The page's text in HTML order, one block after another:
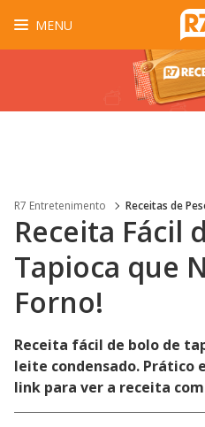
MENU
R7 Entretenimento Receitas de
Receita Fácil
Tapioca que
Forno!
Receita fácil de bolo de
leite condensado. Prático
link para ver a receita